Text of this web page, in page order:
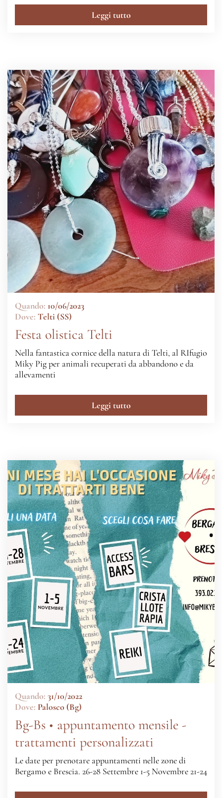
Leggi tutto
Quando: 10/06/2023
Dove: Telti (SS)
Festa olistica Telti
Nella fantastica cornice della natura di Telti, al RIfugio
Miky Pig per animali recuperati da abbandono e da
allevamenti
Leggi tutto
Quando: 31/10/2022
Dove: Palosco (Bg)
Bg-Bs • appuntamento mensile -
trattamenti personalizzati
Le date per prenotare appuntamenti nelle zone di
Bergamo e Brescia. 26-28 Settembre 1-5 Novembre 21-24